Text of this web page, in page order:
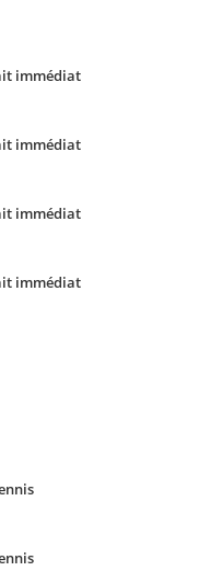
immédiat
immédiat
immédiat
immédiat